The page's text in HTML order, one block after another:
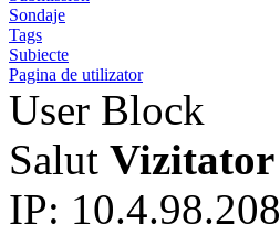
Sondaje
Tags
Subiecte
Pagina de utilizator
User Block
Salut Vizitator
IP: 10.4.98.208